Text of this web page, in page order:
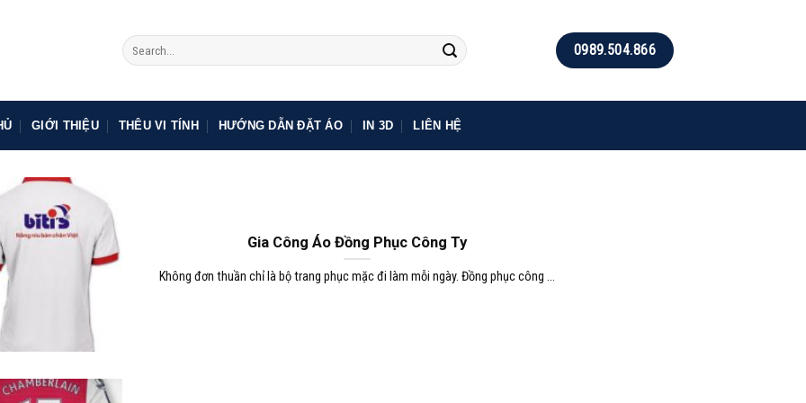
0989.504.866
GIỚI THIỆU THÊU VI TÍNH HƯỚNG DẪN ĐẶT ÁO IN 3D LIÊN HỆ
Gia Công Áo Đồng Phục Công Ty
Không đơn thuần chỉ là bộ trang phục mặc đi làm mỗi ngày. Đồng phục công ...